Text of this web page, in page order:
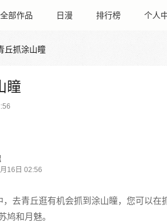
全部作品 日漫 排行榜 个人
丘抓涂山瞳
瞳
16日 02:56
，去青丘逛有机会抓到涂山瞳，您可以在
鸠和月魅。